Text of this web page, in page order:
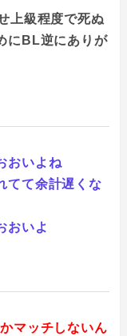
上級程度で死ぬ
にBL逆にありが
おいよね
てて余計遅くな
おいよ
マッチしないん